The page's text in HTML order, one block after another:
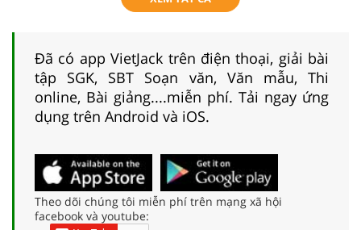
Đã có app VietJack trên điện thoại, giải bài
tập SGK, SBT Soạn văn, Văn mẫu, Thi
online, Bài giảng....miễn phí. Tải ngay ứng
dụng trên Android và iOS.
Theo dõi chúng tôi miễn phí trên mạng xã hội
facebook và youtube: